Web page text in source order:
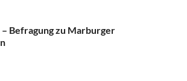
– Befragung zu Marburger